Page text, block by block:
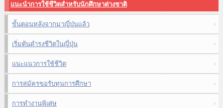
แนะนำการใช้ชีวิตสำหรับนักศึกษาต่างชาติ
ขั้นตอนหลังจากมาญี่ปุ่นแล้ว
เริ่มต้นดำรงชีวิตในญี่ปุ่น
แนะแนวการใช้ชีวิต
การสมัครขอรับทุนการศึกษา
การทำงานพิเศษ